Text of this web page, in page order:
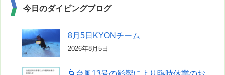
今日のダイビングブログ
8月5日KYONチーム
2026年8月5日